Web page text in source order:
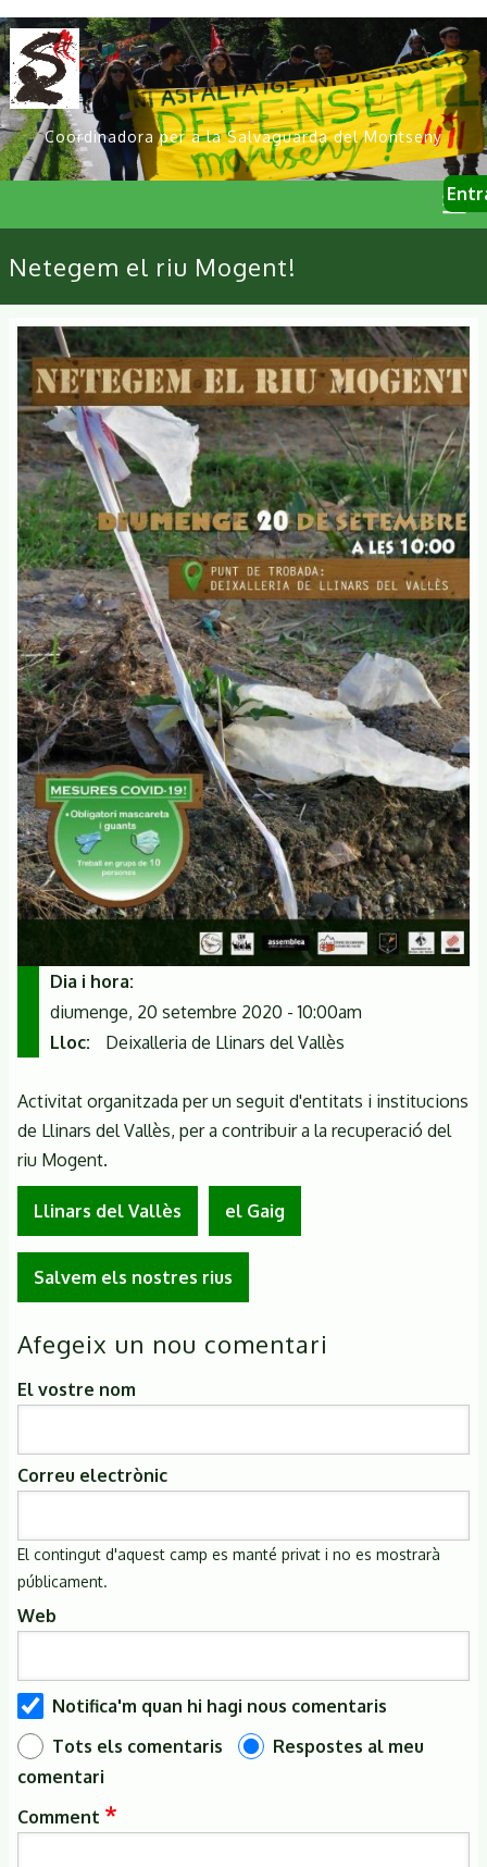
Vés
al
contingut
Coordinadora per a la Salvaguarda del Montseny
User
Primary
links
Netegem el riu Mogent!
Dia i hora
diumenge, 20 setembre 2020 - 10:00am
Lloc
Deixalleria de Llinars del Vallès
Activitat organitzada per un seguit d'entitats i institucions
de Llinars del Vallès, per a contribuir a la recuperació del
riu Mogent.
Llinars del Vallès el Gaig
Salvem els nostres rius
Afegeix un nou comentari
El vostre nom
Correu electrònic
El contingut d'aquest camp es manté privat i no es mostrarà
públicament.
Web
Notifica'm quan hi hagi nous comentaris
Tots els comentaris
Respostes al meu
comentari
Comment